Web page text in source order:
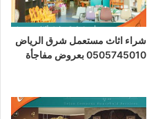
شراء اثاث مستعمل شرق الرياض
0505745010 بعروض مفاجأة